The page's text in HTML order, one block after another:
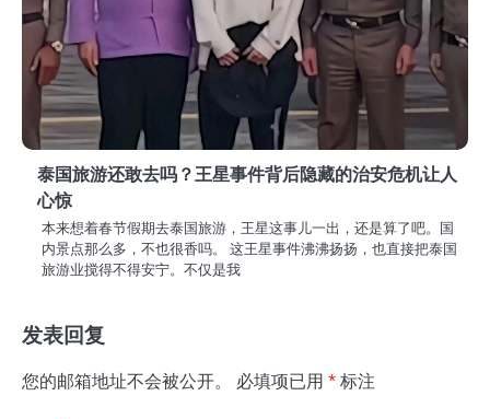
泰国旅游还敢去吗？王星事件背后隐藏的治安危机让人
心惊
本来想着春节假期去泰国旅游，王星这事儿一出，还是算了吧。国
内景点那么多，不也很香吗。 这王星事件沸沸扬扬，也直接把泰国
旅游业搅得不得安宁。不仅是我
发表回复
您的邮箱地址不会被公开。 必填项已用 * 标注